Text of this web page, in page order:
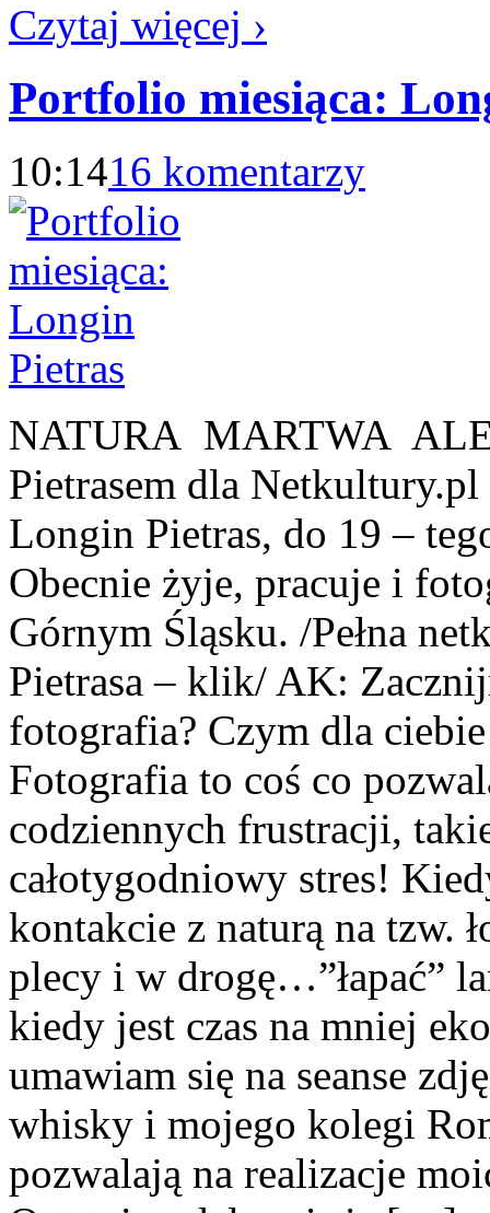
Czytaj więcej ›
Portfolio miesiąca:
10:1416 komentarzy
NATURA MARTWA
Pietrasem dla
Longin Pietras, do 19 –
Obecnie żyje, pracuje i
Górnym Śląsku. /Pełna
Pietrasa – klik/ AK:
fotografia? Czym dla
Fotografia to coś co
codziennych frustracji,
całotygodniowy stres!
kontakcie z naturą na tzw.
plecy i w drogę…”łapać”
kiedy jest czas na mniej
umawiam się na seanse
whisky i mojego kolegi
pozwalają na realizacje